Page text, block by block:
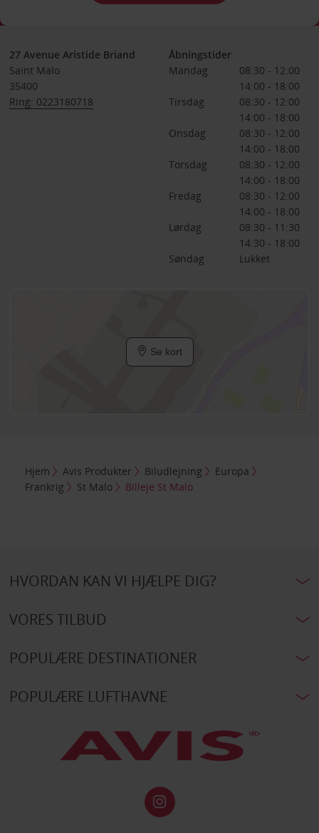
27 Avenue Aristide Briand
Saint Malo
35400
Ring: 0223180718
Åbningstider
Mandag
08:30 - 12:00
14:00 - 18:00
Tirsdag
08:30 - 12:00
14:00 - 18:00
Onsdag
08:30 - 12:00
14:00 - 18:00
Torsdag
08:30 - 12:00
14:00 - 18:00
Fredag
08:30 - 12:00
14:00 - 18:00
Lørdag
08:30 - 11:30
14:30 - 18:00
Søndag
Lukket
Se kort
Hjem Avis Produkter Biludlejning
Europa
Frankrig
St Malo Billeje St Malo
HVORDAN KAN VI HJÆLPE DIG?
VORES TILBUD
POPULÆRE DESTINATIONER
POPULÆRE LUFTHAVNE